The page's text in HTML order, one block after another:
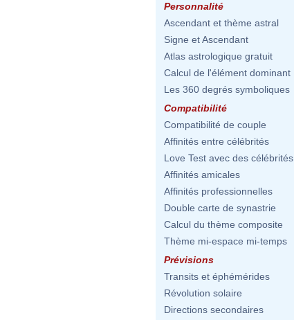
Personnalité
Ascendant et thème astral
Signe et Ascendant
Atlas astrologique gratuit
Calcul de l'élément dominant
Les 360 degrés symboliques
Compatibilité
Compatibilité de couple
Affinités entre célébrités
Love Test avec des célébrités
Affinités amicales
Affinités professionnelles
Double carte de synastrie
Calcul du thème composite
Thème mi-espace mi-temps
Prévisions
Transits et éphémérides
Révolution solaire
Directions secondaires